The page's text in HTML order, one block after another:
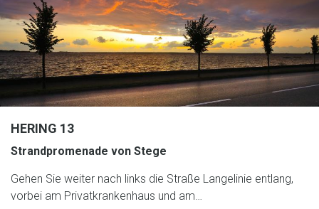
HERING 13
Strandpromenade von Stege
Gehen Sie weiter nach links die Straße Langelinie entlang,
vorbei am Privatkrankenhaus und am…